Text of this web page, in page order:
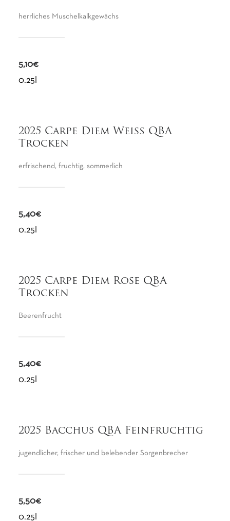
herrliches Muschelkalkgewächs
5,10€
0.25l
2025 Carpe Diem Weiß QBA
Trocken
erfrischend, fruchtig, sommerlich
5,40€
0.25l
2025 Carpe Diem Rose QBA
Trocken
Beerenfrucht
5,40€
0.25l
2025 Bacchus QBA Feinfruchtig
jugendlicher, frischer und belebender Sorgenbrecher
5,50€
0.25l